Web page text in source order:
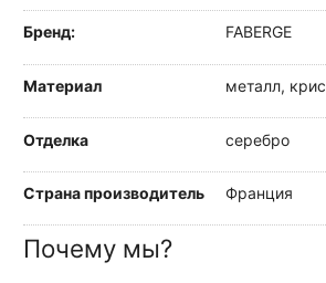
Бренд: FABERGE
Материал металл,
Отделка серебро
Страна производитель Франция
Почему мы?